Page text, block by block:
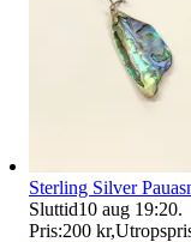
Sterling Silver
Sluttid10 aug 19:20.
Pris:200 kr,